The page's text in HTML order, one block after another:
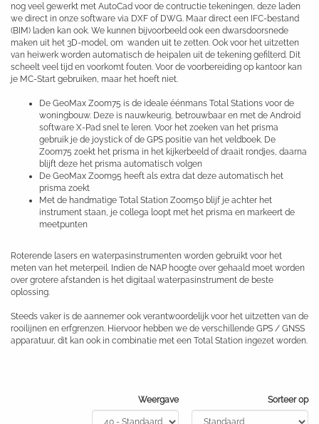
nog veel gewerkt met AutoCad voor de contructie tekeningen, deze laden
we direct in onze software via DXF of DWG. Maar direct een IFC-bestand
(BIM) laden kan ook. We kunnen bijvoorbeeld ook een dwarsdoorsnede
maken uit het 3D-model, om wanden uit te zetten. Ook voor het uitzetten
van heiwerk worden automatisch de heipalen uit de tekening gefilterd. Dit
scheelt veel tijd en voorkomt fouten. Voor de voorbereiding op kantoor kan
je MC-Start gebruiken, maar het hoeft niet.
De GeoMax Zoom75 is de ideale éénmans Total Stations voor de
woningbouw. Deze is nauwkeurig, betrouwbaar en met de Android
software X-Pad snel te leren. Voor het zoeken van het prisma
gebruik je de joystick of de GPS positie van het veldboek. De
Zoom75 zoekt het prisma in het kijkerbeeld of draait rondjes, daarna
blijft deze het prisma automatisch volgen
De GeoMax Zoom95 heeft als extra dat deze automatisch het
prisma zoekt
Met de handmatige Total Station Zoom50 blijf je achter het
instrument staan, je collega loopt met het prisma en markeert de
meetpunten
Roterende lasers en waterpasinstrumenten worden gebruikt voor het
meten van het meterpeil. Indien de NAP hoogte over gehaald moet worden
over grotere afstanden is het digitaal waterpasinstrument de beste
oplossing.
Steeds vaker is de aannemer ook verantwoordelijk voor het uitzetten van de
rooilijnen en erfgrenzen. Hiervoor hebben we de verschillende GPS / GNSS
apparatuur, dit kan ook in combinatie met een Total Station ingezet worden.
Weergave Sorteer op